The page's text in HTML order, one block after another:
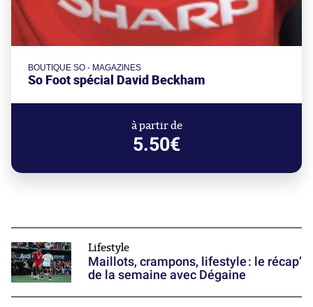
BOUTIQUE SO - MAGAZINES
So Foot spécial David Beckham
à partir de
5.50€
Lifestyle
Maillots, crampons, lifestyle : le récap’
de la semaine avec Dégaine